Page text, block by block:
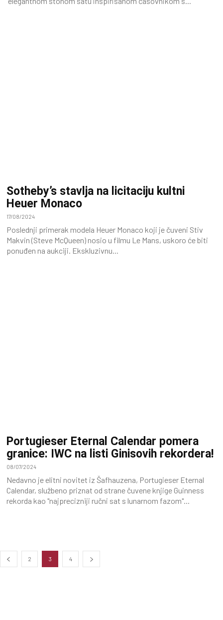
Sotheby’s stavlja na licitaciju kultni
Heuer Monaco
17/08/2024
Poslednji primerak modela Heuer Monaco koji je čuveni Stiv
Makvin (Steve McQueen) nosio u filmu Le Mans, uskoro će biti
ponuđen na aukciji. Ekskluzivnu...
Portugieser Eternal Calendar pomera
granice: IWC na listi Ginisovih rekordera!
08/07/2024
Nedavno je elitni novitet iz Šafhauzena, Portugieser Eternal
Calendar, službeno priznat od strane čuvene knjige Guinness
rekorda kao "najprecizniji ručni sat s lunarnom fazom"...
2 3 4